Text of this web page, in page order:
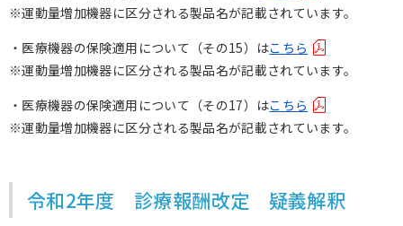
※運動量増加機器に区分される製品名が記載されています。
・医療機器の保険適用について（その15）はこちら
※運動量増加機器に区分される製品名が記載されています。
・医療機器の保険適用について（その17）はこちら
※運動量増加機器に区分される製品名が記載されています。
令和2年度 診療報酬改定 疑義解釈